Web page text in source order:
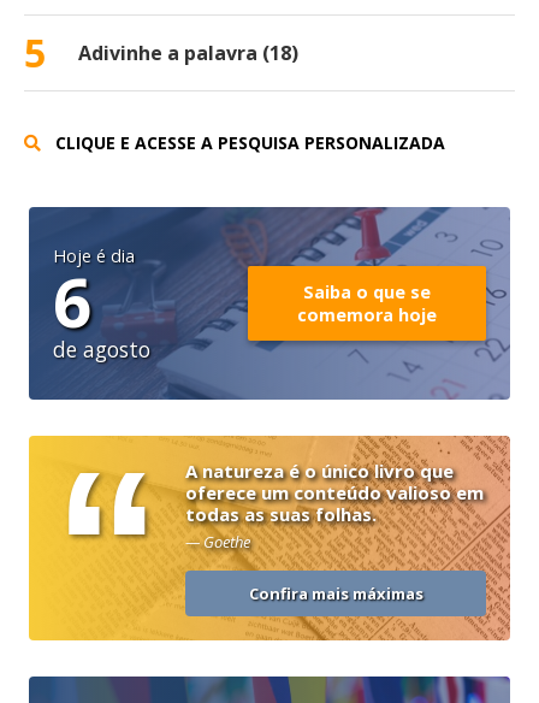
5 Adivinhe a palavra (18)
CLIQUE E ACESSE A PESQUISA PERSONALIZADA
Hoje é dia
6
de agosto
Saiba o que se
comemora hoje
“
A natureza é o único livro que
oferece um conteúdo valioso em
todas as suas folhas.
— Goethe
Confira mais máximas